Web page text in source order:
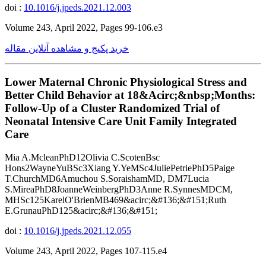
doi : 10.1016/j.jpeds.2021.12.003
Volume 243, April 2022, Pages 99-106.e3
خرید پکیج و مشاهده آنلاین مقاله
Lower Maternal Chronic Physiological Stress and
Better Child Behavior at 18&Acirc;&nbsp;Months:
Follow-Up of a Cluster Randomized Trial of
Neonatal Intensive Care Unit Family Integrated
Care
Mia A.McleanPhD12Olivia C.ScotenBsc
Hons2WayneYuBSc3Xiang Y.YeMSc4JuliePetriePhD5Paige
T.ChurchMD6Amuchou S.SoraishamMD, DM7Lucia
S.MireaPhD8JoanneWeinbergPhD3Anne R.SynnesMDCM,
MHSc125KarelO'BrienMB469&acirc;&#136;&#151;Ruth
E.GrunauPhD125&acirc;&#136;&#151;
doi : 10.1016/j.jpeds.2021.12.055
Volume 243, April 2022, Pages 107-115.e4